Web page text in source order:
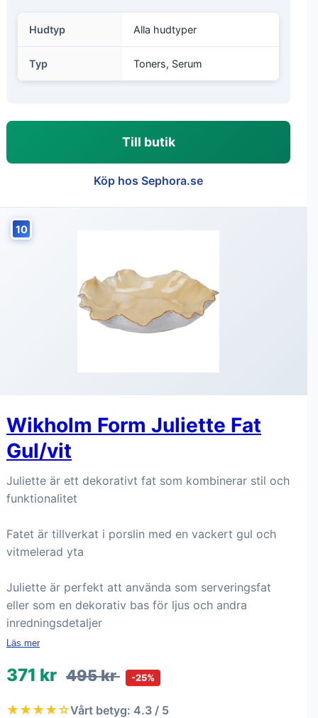
Hudtyp Alla hudtyper
Typ Toners, Serum
Till butik
Köp hos Sephora.se
10
Wikholm Form Juliette Fat
Gul/vit
Juliette är ett dekorativt fat som kombinerar stil och
funktionalitet
Fatet är tillverkat i porslin med en vackert gul och
vitmelerad yta
Juliette är perfekt att använda som serveringsfat
eller som en dekorativ bas för ljus och andra
inredningsdetaljer
Läs mer
371 kr 495 kr -25%
★★★★☆Vårt betyg: 4.3 / 5